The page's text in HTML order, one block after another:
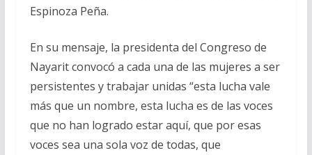
Espinoza Peña.
En su mensaje, la presidenta del Congreso de
Nayarit convocó a cada una de las mujeres a ser
persistentes y trabajar unidas “esta lucha vale
más que un nombre, esta lucha es de las voces
que no han logrado estar aquí, que por esas
voces sea una sola voz de todas, que